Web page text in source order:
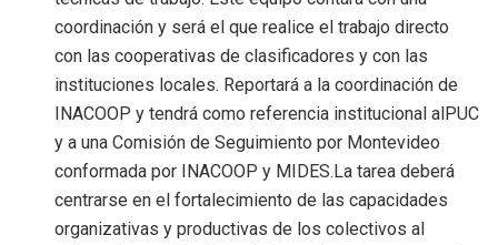
coordinación y será el que realice el trabajo directo
con las cooperativas de clasificadores y con las
instituciones locales. Reportará a la coordinación de
INACOOP y tendrá como referencia institucional alPUC
y a una Comisión de Seguimiento por Montevideo
conformada por INACOOP y MIDES.La tarea deberá
centrarse en el fortalecimiento de las capacidades
organizativas y productivas de los colectivos al